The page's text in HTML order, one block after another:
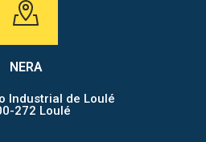
NERA
Industrial de Loulé
272 Loulé